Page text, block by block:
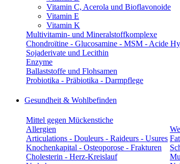
Vitamin C, Acerola und Bioflavonoide
Vitamin E
Vitamin K
Multivitamin- und Mineralstoffkomplexe
Chondroïtine - Glucosamine - MSM - Acide
Sojaderivate und Lecithin
Enzyme
Ballaststoffe und Flohsamen
Probiotika - Präbiotika - Darmpflege
Gesundheit & Wohlbefinden
Mittel gegen Mückenstiche
Allergien
Articulations - Douleurs - Raideurs - Usures
Knochenkapital - Osteoporose - Frakturen
Cholesterin - Herz-Kreislauf